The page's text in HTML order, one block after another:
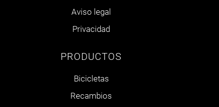
Aviso legal
Privacidad
PRODUCTOS
Bicicletas
Recambios